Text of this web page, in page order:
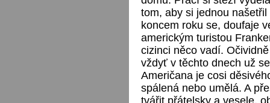
tom, aby si jednou
koncem roku se, doufaje
americkým turistou
cizinci něco vadí.
vždyť v těchto dnech už
Američana je cosi
spálená nebo umělá. A
tvářit přátelsky a vesele,